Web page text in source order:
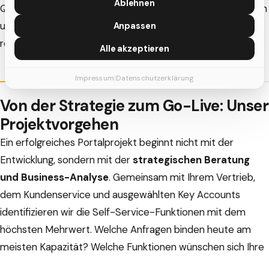
Qualität hoch ist, keine unnötigen Abhängigkeiten bestehen
und Ihre Kundendaten durch Hardening-Maßnahmen und
regelmäßige Security-Audits geschützt sind.
Von der Strategie zum Go-Live: Unser
Projektvorgehen
Ein erfolgreiches Portalprojekt beginnt nicht mit der
Entwicklung, sondern mit derstrategischen Beratung
und Business-Analyse. Gemeinsam mit Ihrem Vertrieb,
dem Kundenservice und ausgewählten Key Accounts
identifizieren wir die Self-Service-Funktionen mit dem
höchsten Mehrwert. Welche Anfragen binden heute am
meisten Kapazität? Welche Funktionen wünschen sich Ihre
Ablehnen
Anpassen
Alle akzeptieren
Impressum|Datenschutzerklärung